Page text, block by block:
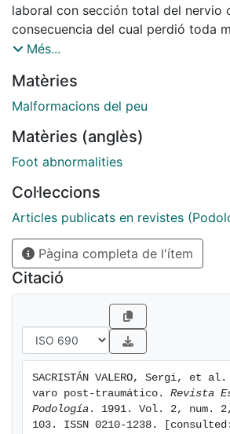
laboral con sección total del nervio
consecuencia del cual perdió toda
extremidad derecha, fue intervenido
anterior, dismetría de 3, 5 cm. El
es la persistencia de algias
efectuados hasta la actualidad.
trastorno general del equilibrio,
piel apergaminada y trastornos
Més...
Matèries
Malformacions del peu
Matèries (anglès)
Foot abnormalities
Col·leccions
Articles publicats en revistes
Pàgina completa de l'ítem
Citació
SACRISTÁN VALERO, Sergi, et
varo post-traumático. Revista
Podología . 1991. Vol. 2, num.
103. ISSN 0210-1238.